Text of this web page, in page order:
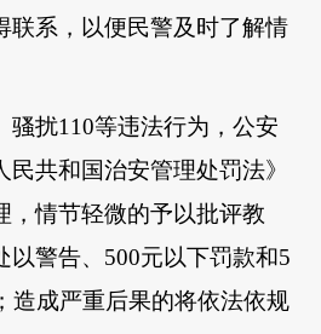
联系，以便民警及时了解情
扰110等违法行为，公安
共和国治安管理处罚法》
，情节轻微的予以批评教
以警告、500元以下罚款和5
造成严重后果的将依法依规